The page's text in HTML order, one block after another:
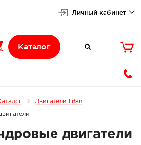
Личный кабинет
Каталог  
Двигатели Lifan
двигатели